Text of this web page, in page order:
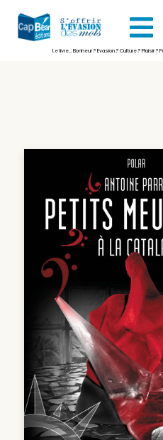
Le livre… Bonheur ? Evasion ? Culture ? Plaisir